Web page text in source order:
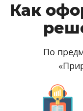
Как
По